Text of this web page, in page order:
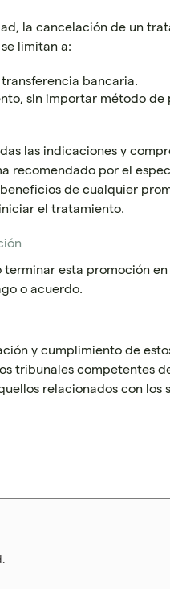
la cancelación de un
limitan a:
bancaria.
sin importar método
las indicaciones y
recomendado por el
de cualquier
el tratamiento.
terminar esta promoción
o acuerdo.
y cumplimiento de
tribunales competentes
relacionados con